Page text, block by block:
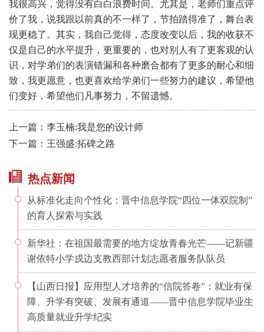
我很高兴，觉得没有白白浪费时间。尤其是，老师们重点评
价了我，说我跟以前真的不一样了，节拍踏得准了，舞台表
现更稳了。其实，我自己觉得，态度改变以后，我的收获不
仅是自己的水平提升，更重要的，也对别人有了更客观的认
识，对学弟们的表演错漏和各种磨合都有了更多的耐心和细
致，我更愿意，也更喜欢给学弟们一些努力的建议，希望他
们变好，希望他们凡事努力，不留遗憾。
上一篇：李玉楠:我是您的设计师
下一篇：王强盛:拓碑之路
热点新闻
从标准化走向个性化：晋中信息学院“四位一体双院制”
的育人探索与实践
新华社：在祖国最需要的地方绽放青春光芒——记新疆
谢依特小学戍边支教西部计划志愿者服务队队员
【山西日报】应用型人才培养的“信院答卷”：就业有保
障、升学有突破、发展有通道——晋中信息学院毕业生
高质量就业升学纪实